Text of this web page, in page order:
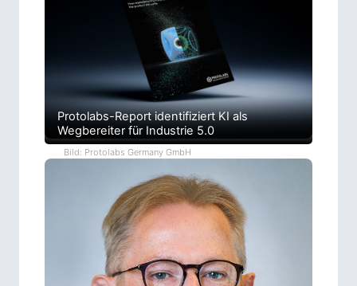
Protolabs-Report identifiziert KI als
Wegbereiter für Industrie 5.0
Bild: Protolabs Germany GmbH